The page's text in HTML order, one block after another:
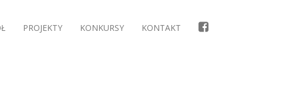
PROJEKTY KONKURSY KONTAKT